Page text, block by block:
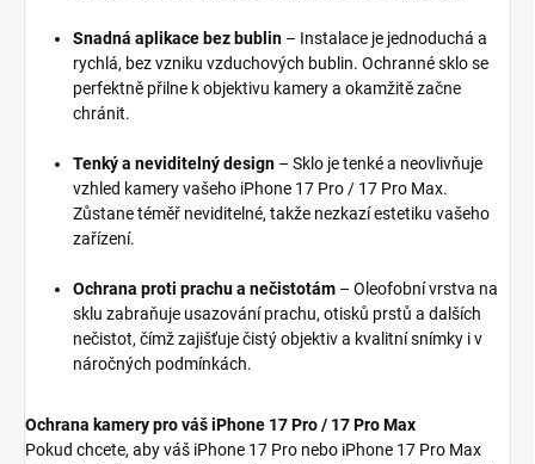
Snadná aplikace bez bublin – Instalace je jednoduchá a
rychlá, bez vzniku vzduchových bublin. Ochranné sklo se
perfektně přilne k objektivu kamery a okamžitě začne
chránit.
Tenký a neviditelný design – Sklo je tenké a neovlivňuje
vzhled kamery vašeho iPhone 17 Pro / 17 Pro Max.
Zůstane téměř neviditelné, takže nezkazí estetiku vašeho
zařízení.
Ochrana proti prachu a nečistotám – Oleofobní vrstva na
sklu zabraňuje usazování prachu, otisků prstů a dalších
nečistot, čímž zajišťuje čistý objektiv a kvalitní snímky i v
náročných podmínkách.
Ochrana kamery pro váš iPhone 17 Pro / 17 Pro Max
Pokud chcete, aby váš iPhone 17 Pro nebo iPhone 17 Pro Max